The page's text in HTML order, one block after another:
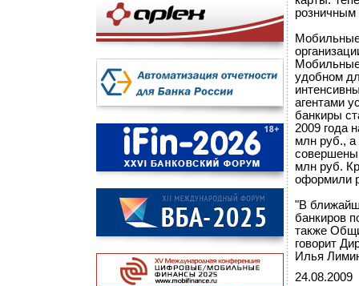
удобном
агентами
банкиры
2009 года
млн руб., а
совершены
млн руб.
оформили
"В
банкиров
также
говорит
Илья
24.08.2009